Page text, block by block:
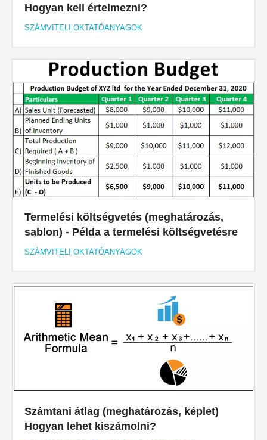
Hogyan kell értelmezni?
SZÁMVITELI OKTATÓANYAGOK
Termelési költségvetés (meghatározás,
sablon) - Példa a termelési költségvetésre
SZÁMVITELI OKTATÓANYAGOK
Számtani átlag (meghatározás, képlet)
Hogyan lehet kiszámolni?